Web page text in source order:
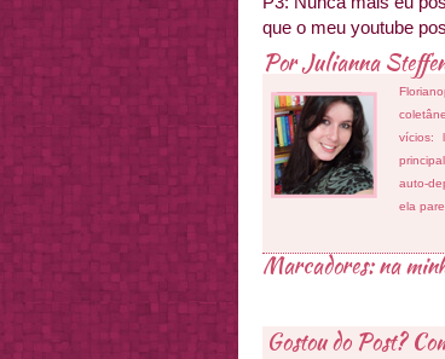
que o meu youtube
PorJulianna
vícios:
auto-
ela
Marcadores:na
Gostou do Post?